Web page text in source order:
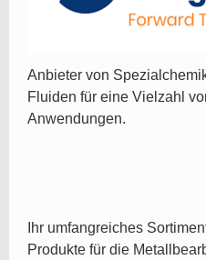
Anbieter von
Fluiden für eine Vielzahl
Anwendungen.
Ihr umfangreiches
Produkte für die